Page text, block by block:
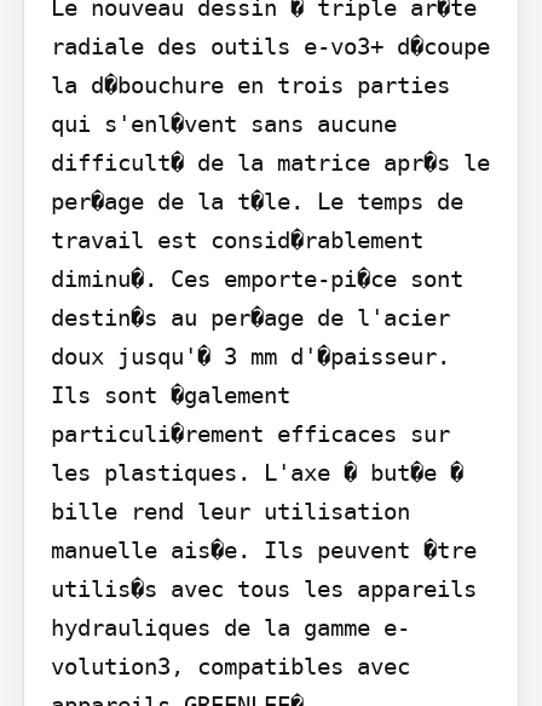
Le nouveau dessin � triple ar�te
radiale des outils e-vo3+ d�coupe
la d�bouchure en trois parties
qui s'enl�vent sans aucune
difficult� de la matrice apr�s le
per�age de la t�le. Le temps de
travail est consid�rablement
diminu�. Ces emporte-pi�ce sont
destin�s au per�age de l'acier
doux jusqu'� 3 mm d'�paisseur.
Ils sont �galement
particuli�rement efficaces sur
les plastiques. L'axe � but�e �
bille rend leur utilisation
manuelle ais�e. Ils peuvent �tre
utilis�s avec tous les appareils
hydrauliques de la gamme e-
volution3, compatibles avec